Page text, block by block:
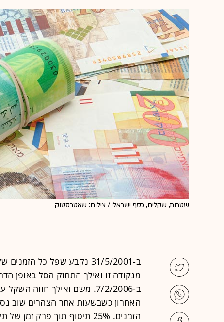
שטרות, שקלים, כסף ישראלי / צילום: שאטרסטוק
ב-7/2/2006. משם ואילך חווה
האחרון כשבשעות אחר הצהרים שוב
הזמנים. 25% תיסוף תוך